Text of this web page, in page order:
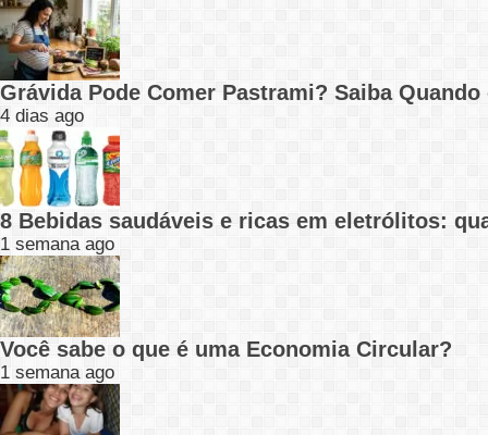
Grávida Pode Comer Pastrami? Saiba
4 dias ago
8 Bebidas saudáveis e ricas em eletrólitos:
1 semana ago
Você sabe o que é uma Economia Circular?
1 semana ago